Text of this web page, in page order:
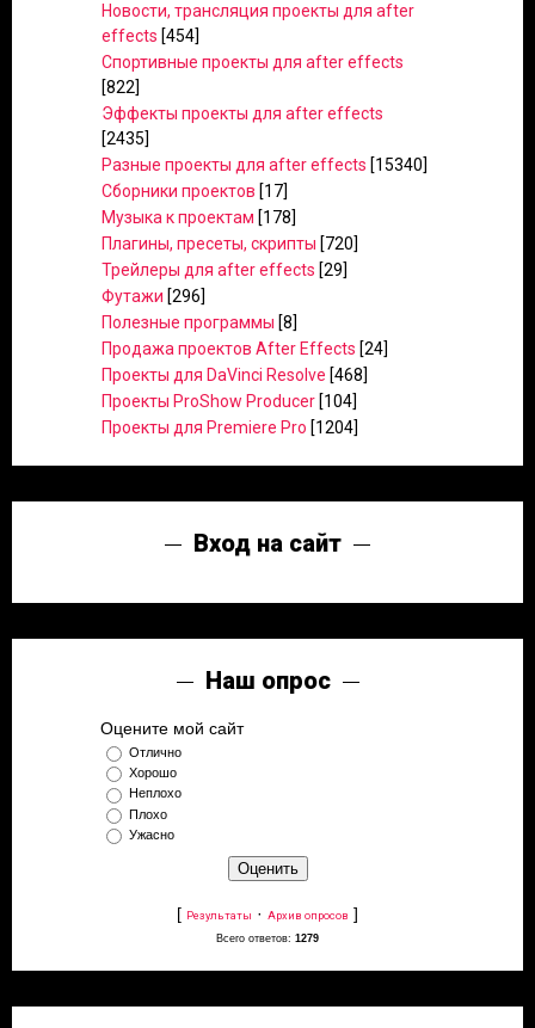
Новости, трансляция проекты для after
effects [454]
Спортивные проекты для after effects
[822]
Эффекты проекты для after effects
[2435]
Разные проекты для after effects [15340]
Сборники проектов [17]
Музыка к проектам [178]
Плагины, пресеты, скрипты [720]
Трейлеры для after effects [29]
Футажи [296]
Полезные программы [8]
Продажа проектов After Effects [24]
Проекты для DaVinci Resolve [468]
Проекты ProShow Producer [104]
Проекты для Premiere Pro [1204]
Вход на сайт
Наш опрос
Оцените мой сайт
Отлично
Хорошо
Неплохо
Плохо
Ужасно
[ Результаты · Архив опросов ]
Всего ответов: 1279